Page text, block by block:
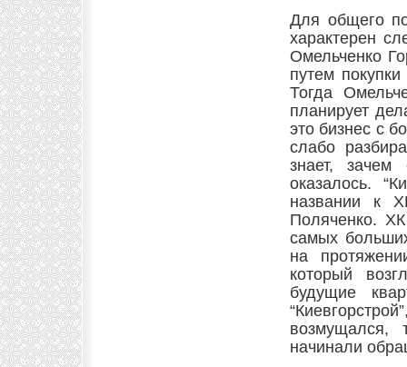
Для общего
характерен
Омельченко
путем
Тогда
планирует
это бизнес с
слабо
знает,
оказалось.
названии к
Поляченко.
самых
на
который
будущие
возмущался,
начинали